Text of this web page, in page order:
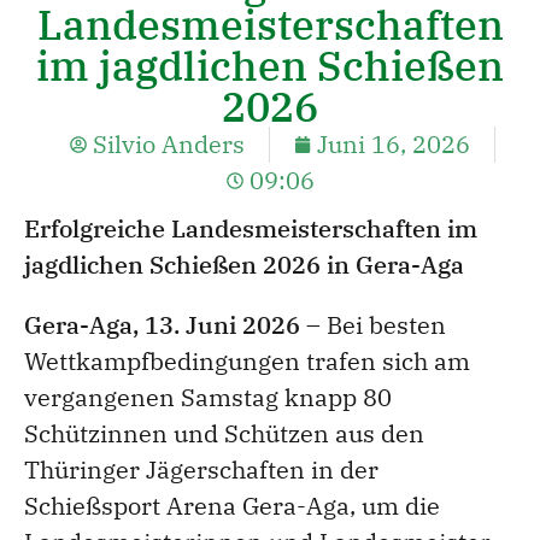
Landesmeisterschaften
im jagdlichen Schießen
2026
Silvio Anders
Juni 16, 2026
09:06
Erfolgreiche Landesmeisterschaften im
jagdlichen Schießen 2026 in Gera-Aga
Gera-Aga, 13. Juni 2026 – Bei besten
Wettkampfbedingungen trafen sich am
vergangenen Samstag knapp 80
Schützinnen und Schützen aus den
Thüringer Jägerschaften in der
Schießsport Arena Gera-Aga, um die